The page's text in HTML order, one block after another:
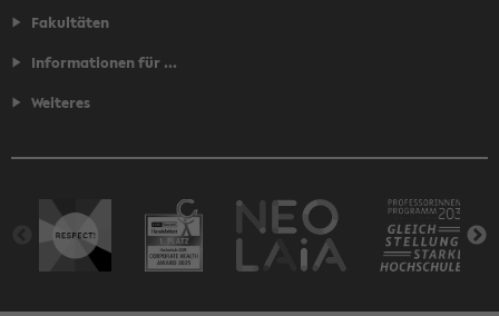
Fakultäten
Informationen für ...
Weiteres